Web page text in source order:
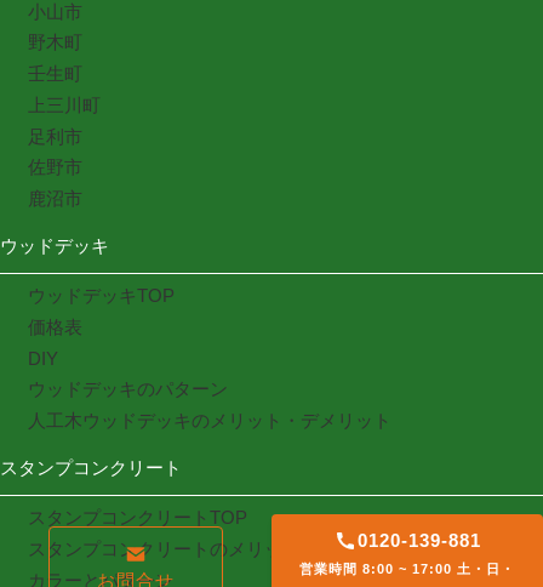
小山市
野木町
壬生町
上三川町
足利市
佐野市
鹿沼市
ウッドデッキ
ウッドデッキTOP
価格表
DIY
ウッドデッキのパターン
人工木ウッドデッキのメリット・デメリット
スタンプコンクリート
スタンプコンクリートTOP
スタンプコンクリートのメリット・デメリット
カラーとパターン
お問合せ
0120-139-881
営業時間 8:00 ~ 17:00 土・日・